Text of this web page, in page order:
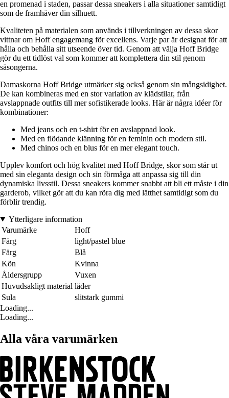
en promenad i staden, passar dessa sneakers i alla situationer samtidigt
som de framhäver din silhuett.
Kvaliteten på materialen som används i tillverkningen av dessa skor
vittnar om Hoff engagemang för excellens. Varje par är designat för att
hålla och behålla sitt utseende över tid. Genom att välja Hoff Bridge
gör du ett tidlöst val som kommer att komplettera din stil genom
säsongerna.
Damaskorna Hoff Bridge utmärker sig också genom sin mångsidighet.
De kan kombineras med en stor variation av klädstilar, från
avslappnade outfits till mer sofistikerade looks. Här är några idéer för
kombinationer:
Med jeans och en t-shirt för en avslappnad look.
Med en flödande klänning för en feminin och modern stil.
Med chinos och en blus för en mer elegant touch.
Upplev komfort och hög kvalitet med Hoff Bridge, skor som står ut
med sin eleganta design och sin förmåga att anpassa sig till din
dynamiska livsstil. Dessa sneakers kommer snabbt att bli ett måste i din
garderob, vilket gör att du kan röra dig med lätthet samtidigt som du
förblir trendig.
Ytterligare information
Varumärke
Hoff
Färg
light/pastel blue
Färg
Blå
Kön
Kvinna
Åldersgrupp
Vuxen
Huvudsakligt material läder
Sula
slitstark gummi
Loading...
Loading...
Alla våra varumärken